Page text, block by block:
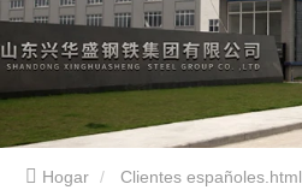
Hogar Clientes españoles.html